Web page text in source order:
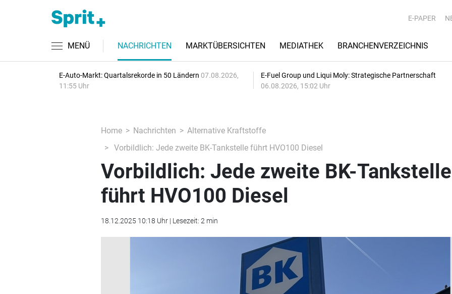
E-PAPER
MENÜ NACHRICHTEN MARKTÜBERSICHTEN MEDIATHEK BRANCHENVERZEICHNIS
E-Auto-Markt: Quartalsrekorde in 50 Ländern 07.08.2026,
11:55 Uhr
E-Fuel Group und Liqui Moly: Strategische Partnerschaft
06.08.2026, 15:02 Uhr
Home Nachrichten
Alternative Kraftstoffe
Vorbildlich: Jede zweite BK-Tankstelle führt HVO100 Diesel
Vorbildlich: Jede zweite BK-Tankstelle
führt HVO100 Diesel
18.12.2025 10:18 Uhr | Lesezeit: 2 min